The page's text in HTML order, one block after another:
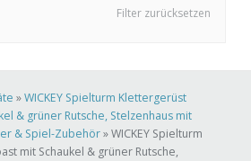
Filter zurücksetzen
»WICKEY Spielturm Klettergerüst
& grüner Rutsche, Stelzenhaus mit
& Spiel-Zubehör»WICKEY Spielturm
mit Schaukel & grüner Rutsche,